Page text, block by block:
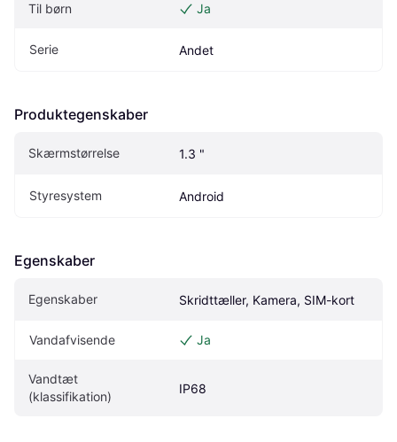
Til børn Ja
Serie Andet
Produktegenskaber
Skærmstørrelse 1.3 "
Styresystem Android
Egenskaber
Egenskaber Skridttæller, Kamera, SIM-kort
Vandafvisende Ja
Vandtæt
(klassifikation)
IP68